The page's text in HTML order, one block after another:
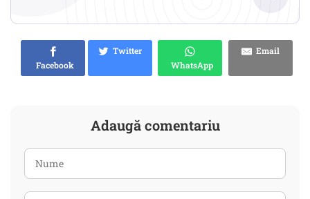
Facebook
Twitter
WhatsApp
Email
Adaugă comentariu